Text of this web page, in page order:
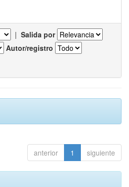
| Salida por
Autor/registro
anterior 1 siguiente